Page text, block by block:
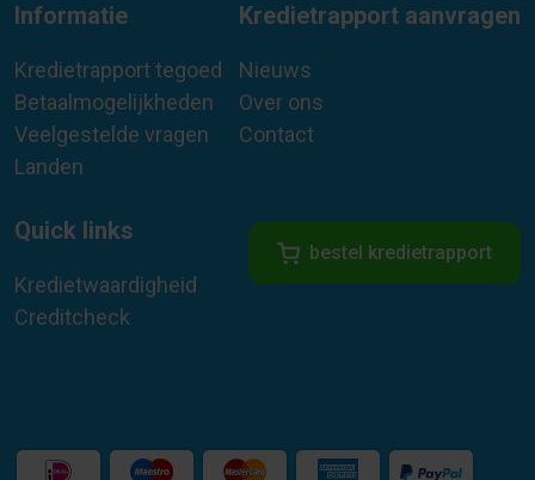
Informatie
Kredietrapport tegoed
Betaalmogelijkheden
Veelgestelde vragen
Landen
Kredietrapport aanvragen
Nieuws
Over ons
Contact
Quick links
Kredietwaardigheid
Creditcheck
bestel kredietrapport